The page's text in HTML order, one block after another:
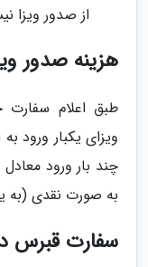
از صدور ویزا
هزینه صدور
طبق اعلام
به صورت نقدی (به
سفارت قبرس